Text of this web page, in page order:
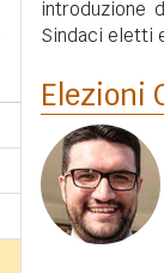
introduzione
Sindaci eletti
Elezioni